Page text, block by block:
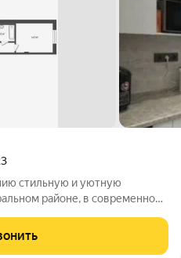
стильную и уютную
районе, в современном
где каждая деталь продумана